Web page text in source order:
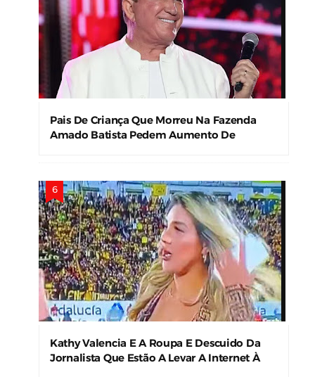
Pais De Criança Que Morreu Na Fazenda
Amado Batista Pedem Aumento De
Kathy Valencia E A Roupa E Descuido Da
Jornalista Que Estão A Levar A Internet À